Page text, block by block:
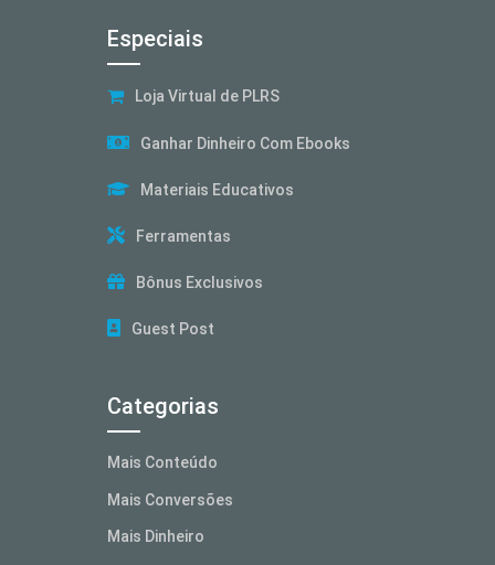
Especiais
Loja Virtual de PLRS
Ganhar Dinheiro Com Ebooks
Materiais Educativos
Ferramentas
Bônus Exclusivos
Guest Post
Categorias
Mais Conteúdo
Mais Conversões
Mais Dinheiro